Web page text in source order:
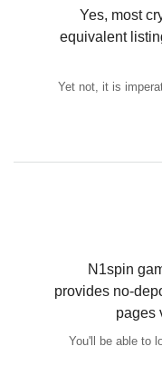
Yes, most
equivalent
Yet not, it is
N1spin
provides no-
pages
You'll be able to